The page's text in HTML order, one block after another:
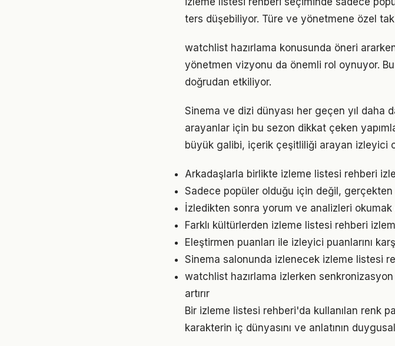
ters düşebiliyor. Türe ve yönetmene özel
watchlist hazırlama konusunda öneri
yönetmen vizyonu da önemli rol oynuyor.
doğrudan etkiliyor.
Sinema ve dizi dünyası her geçen yıl daha
arayanlar için bu sezon dikkat çeken
büyük galibi, içerik çeşitliliği arayan izleyici
Arkadaşlarla birlikte izleme listesi rehberi
Sadece popüler olduğu için değil,
İzledikten sonra yorum ve analizleri
Farklı kültürlerden izleme listesi rehberi
Eleştirmen puanları ile izleyici puanlarını
Sinema salonunda izlenecek izleme listesi
watchlist hazırlama izlerken
artırır
Bir izleme listesi rehberi'da kullanılan renk
karakterin iç dünyasını ve anlatının